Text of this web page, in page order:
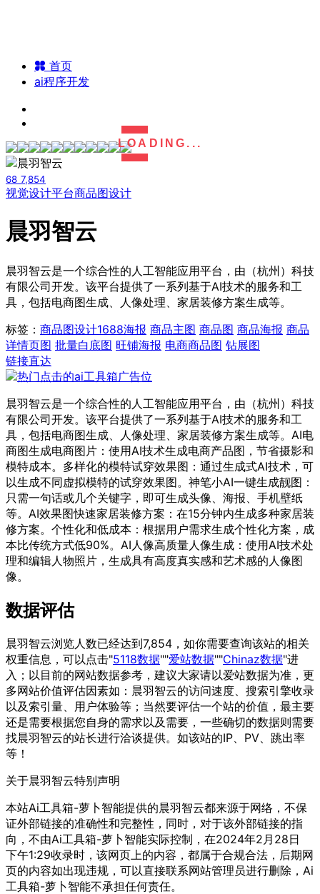
LOADING...
首页
ai程序开发
68 7,854
视觉设计平台商品图设计
晨羽智云
晨羽智云是一个综合性的人工智能应用平台，由（杭州）科技
有限公司开发。该平台提供了一系列基于AI技术的服务和工
具，包括电商图生成、人像处理、家居装修方案生成等。
标签： 商品图设计1688海报 商品主图 商品图 商品海报 商品
详情页图 批量白底图 旺铺海报 电商商品图 钻展图
链接直达
晨羽智云是一个综合性的人工智能应用平台，由（杭州）科技
有限公司开发。该平台提供了一系列基于AI技术的服务和工
具，包括电商图生成、人像处理、家居装修方案生成等。AI电
商图生成电商图片：使用AI技术生成电商产品图，节省摄影和
模特成本。多样化的模特试穿效果图：通过生成式AI技术，可
以生成不同虚拟模特的试穿效果图。神笔小AI一键生成靓图：
只需一句话或几个关键字，即可生成头像、海报、手机壁纸
等。AI效果图快速家居装修方案：在15分钟内生成多种家居装
修方案。个性化和低成本：根据用户需求生成个性化方案，成
本比传统方式低90%。AI人像高质量人像生成：使用AI技术处
理和编辑人物照片，生成具有高度真实感和艺术感的人像图
像。
数据评估
晨羽智云浏览人数已经达到7,854，如你需要查询该站的相关
权重信息，可以点击"5118数据""爱站数据""Chinaz数据"进
入；以目前的网站数据参考，建议大家请以爱站数据为准，更
多网站价值评估因素如：晨羽智云的访问速度、搜索引擎收录
以及索引量、用户体验等；当然要评估一个站的价值，最主要
还是需要根据您自身的需求以及需要，一些确切的数据则需要
找晨羽智云的站长进行洽谈提供。如该站的IP、PV、跳出率
等！
关于晨羽智云特别声明
本站Ai工具箱-萝卜智能提供的晨羽智云都来源于网络，不保
证外部链接的准确性和完整性，同时，对于该外部链接的指
向，不由Ai工具箱-萝卜智能实际控制，在2024年2月28日
下午1:29收录时，该网页上的内容，都属于合规合法，后期网
页的内容如出现违规，可以直接联系网站管理员进行删除，Ai
工具箱-萝卜智能不承担任何责任。